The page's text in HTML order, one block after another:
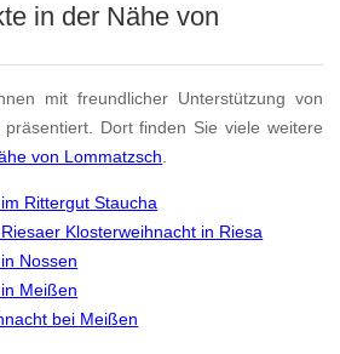
in der Nähe von
mit freundlicher Unterstützung von
präsentiert. Dort finden Sie viele weitere
von Lommatzsch
Rittergut Staucha
Klosterweihnacht in Riesa
Nossen
Meißen
bei Meißen